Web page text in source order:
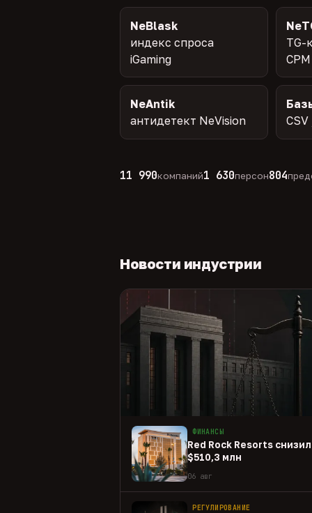
NeBlask
индекс спроса
iGaming
TG-
CPM
NeAntik
антидетект NeVision
11 990компаний1 630персон804
Новости индустрии
ФИНАНСЫ
Red Rock Resorts
$510,3 млн
06 авг
РЕГУЛИРОВАНИЕ